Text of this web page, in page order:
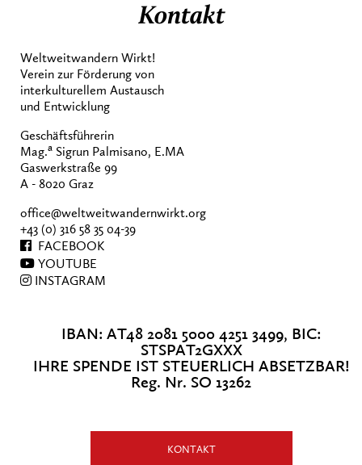
Kontakt
Weltweitwandern Wirkt!
Verein zur Förderung von
interkulturellem Austausch
und Entwicklung
Geschäftsführerin
Mag.a Sigrun Palmisano, E.MA
Gaswerkstraße 99
A - 8020 Graz
office@weltweitwandernwirkt.org
+43 (0) 316 58 35 04-39
FACEBOOK
YOUTUBE
INSTAGRAM
IBAN: AT48 2081 5000 4251 3499, BIC:
STSPAT2GXXX
IHRE SPENDE IST STEUERLICH ABSETZBAR!
Reg. Nr. SO 13262
KONTAKT